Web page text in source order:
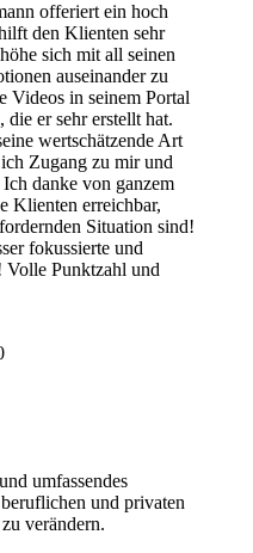
offeriert ein hoch
den Klienten sehr
sich mit all seinen
auseinander zu
Videos in seinem Portal
er sehr erstellt hat.
wertschätzende Art
Zugang zu mir und
danke von ganzem
Klienten erreichbar,
Situation sind!
fokussierte und
Volle Punktzahl und
umfassendes
und privaten
verändern.